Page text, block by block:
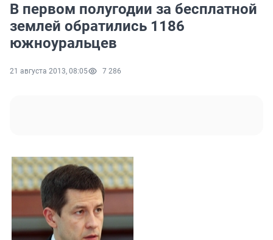
В первом полугодии за бесплатной
землей обратились 1186
южноуральцев
21 августа 2013, 08:05 7 286